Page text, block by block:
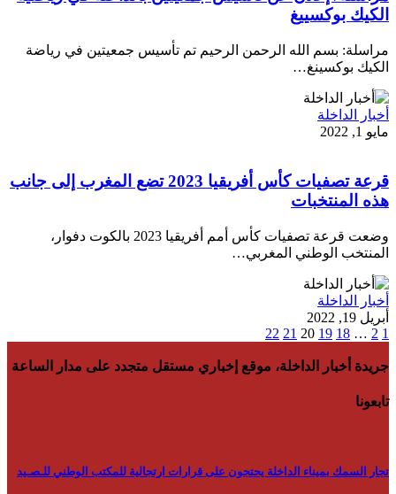
الكيك بوكسييغ
مراسلة: بسم الله الرحمن الرحيم تم تأسيس جمعيتين في رياضة
الكيك بوكسينغ…
أخبار الداخلة
مايو 1, 2022
قرعة تصفيات كأس أفريقيا 2023 تضع المغرب إلى جانب
هذه المنتخبات
وضعت قرعة تصفيات كأس أمم أفريقيا 2023 بالكوت دفوار،
المنتخب الوطني المغربي…
أخبار الداخلة
أبريل 19, 2022
1
2
…
18
19
20
21
22
جريدة أخبار الداخلة، موقع إخباري مستقل متجدد على مدار الساعة
تابعونا
تجار السمك بميناء الداخلة يحتجون على قرارات ارتجالية للمكتب الوطني للـصـيد